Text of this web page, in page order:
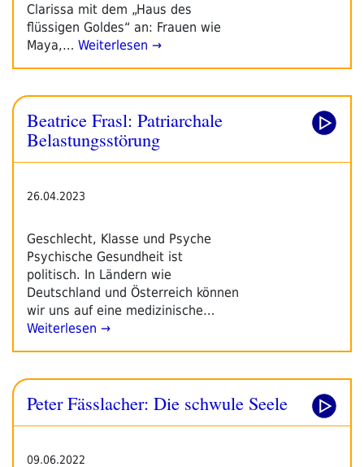
Clarissa mit dem „Haus des
flüssigen Goldes“ an: Frauen wie
Maya,… Weiterlesen →
Beatrice Frasl: Patriarchale
Belastungsstörung
26.04.2023
Geschlecht, Klasse und Psyche
Psychische Gesundheit ist
politisch. In Ländern wie
Deutschland und Österreich können
wir uns auf eine medizinische…
Weiterlesen →
Peter Fässlacher: Die schwule Seele
09.06.2022